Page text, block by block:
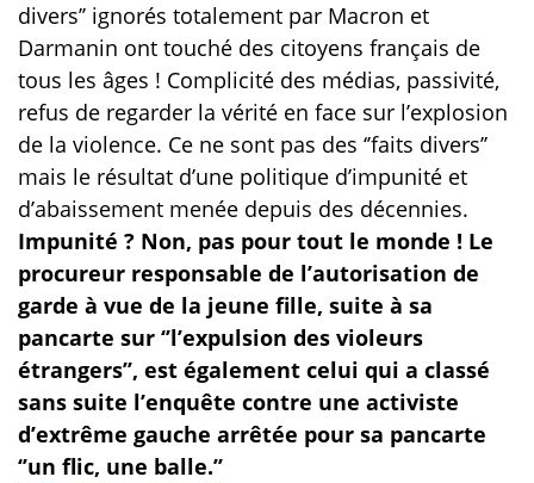
divers’’ ignorés totalement par Macron et
Darmanin ont touché des citoyens français de
tous les âges ! Complicité des médias, passivité,
refus de regarder la vérité en face sur l’explosion
de la violence. Ce ne sont pas des ‘’faits divers’’
mais le résultat d’une politique d’impunité et
d’abaissement menée depuis des décennies.
Impunité ? Non, pas pour tout le monde ! Le
procureur responsable de l’autorisation de
garde à vue de la jeune fille, suite à sa
pancarte sur ‘’l’expulsion des violeurs
étrangers’’, est également celui qui a classé
sans suite l’enquête contre une activiste
d’extrême gauche arrêtée pour sa pancarte
‘’un flic, une balle.’’